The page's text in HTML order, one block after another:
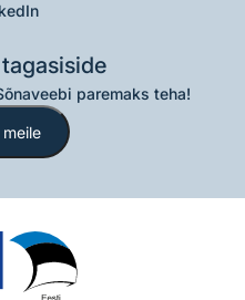
paremaks teha!